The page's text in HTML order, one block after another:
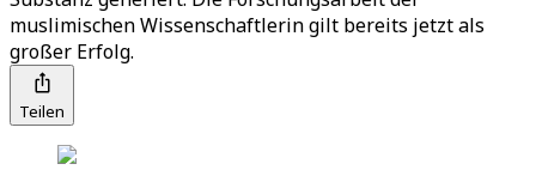
muslimischen Wissenschaftlerin gilt bereits jetzt als
großer Erfolg.
Teilen